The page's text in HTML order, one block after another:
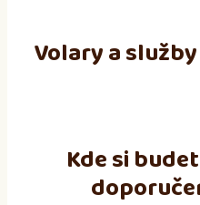
Volary a
Kde si